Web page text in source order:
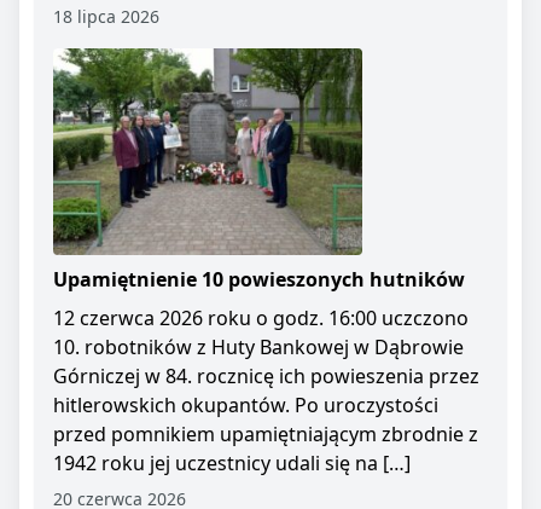
18 lipca 2026
Upamiętnienie 10 powieszonych hutników
12 czerwca 2026 roku o godz. 16:00 uczczono
10. robotników z Huty Bankowej w Dąbrowie
Górniczej w 84. rocznicę ich powieszenia przez
hitlerowskich okupantów. Po uroczystości
przed pomnikiem upamiętniającym zbrodnie z
1942 roku jej uczestnicy udali się na […]
20 czerwca 2026